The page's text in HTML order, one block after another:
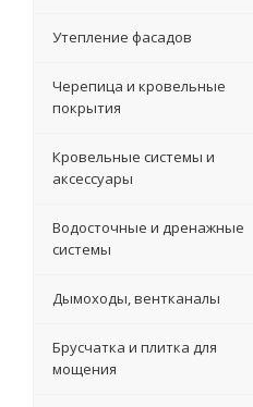
Утепление фасадов
Черепица и кровельные
покрытия
Кровельные системы и
аксессуары
Водосточные и дренажные
системы
Дымоходы, вентканалы
Брусчатка и плитка для
мощения